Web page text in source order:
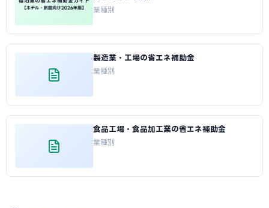
業種別
製造業・工場の省エネ補助金
業種別
食品工場・食品加工業の省エネ補助金
業種別